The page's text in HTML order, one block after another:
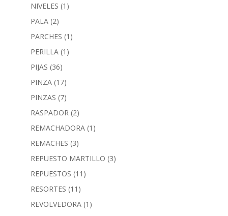
NIVELES (1)
PALA (2)
PARCHES (1)
PERILLA (1)
PIJAS (36)
PINZA (17)
PINZAS (7)
RASPADOR (2)
REMACHADORA (1)
REMACHES (3)
REPUESTO MARTILLO (3)
REPUESTOS (11)
RESORTES (11)
REVOLVEDORA (1)